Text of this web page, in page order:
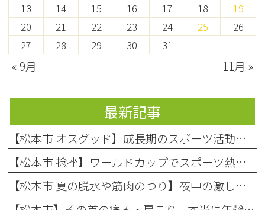
13
14 15 16 17 18
19
20
21 22 23 24 25
26
27
28 29 30 31
« 9月 11月 »
最新記事
【松本市 オスグッド】成長期のスポーツ活動で起こりやすい膝の痛み「オスグッド・シュラッター病」の原因と対処法
【松本市 捻挫】ワールドカップでスポーツ熱上昇中！お子様の「捻挫」にご注意を
【松本市 夏の脱水や筋肉のつり】夜中の激しい痛み…それ、夏の「隠れ脱水」が原因かもしれません！